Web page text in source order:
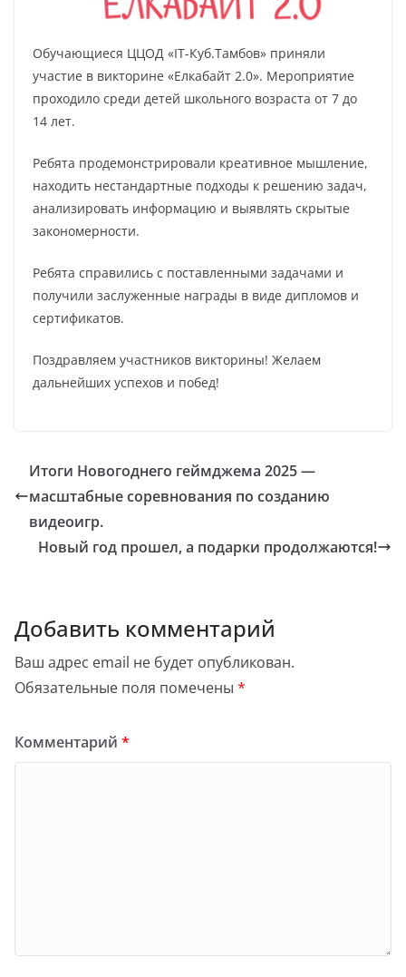
Обучающиеся ЦЦОД «IT-Куб.Тамбов» приняли
участие в викторине «Елкабайт 2.0». Мероприятие
проходило среди детей школьного возраста от 7 до
14 лет.
Ребята продемонстрировали креативное мышление,
находить нестандартные подходы к решению задач,
анализировать информацию и выявлять скрытые
закономерности.
Ребята справились с поставленными задачами и
получили заслуженные награды в виде дипломов и
сертификатов.
Поздравляем участников викторины! Желаем
дальнейших успехов и побед!
Итоги Новогоднего геймджема 2025 —
масштабные соревнования по созданию
видеоигр.
Новый год прошел, а подарки продолжаются!
Добавить комментарий
Ваш адрес email не будет опубликован.
Обязательные поля помечены *
Комментарий *